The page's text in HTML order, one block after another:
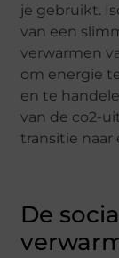
je gebruikt.
van een
verwarmen
om energie
en te
van de co2-
transitie naar
De